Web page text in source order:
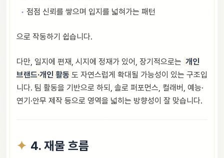
점점 신뢰를 쌓으며 입지를 넓혀가는 패턴
으로 작동하기 쉽습니다.
다만, 일지에 편재, 시지에 정재가 있어, 장기적으로는 개인
브랜드·개인 활동 도 자연스럽게 확대될 가능성이 있는 구조입
니다. 팀 활동을 기반으로 하되, 솔로 퍼포먼스, 컬래버, 예능·
연기·안무 제작 등으로 영역을 넓히는 방향성이 잘 맞습니다.
4. 재물 흐름